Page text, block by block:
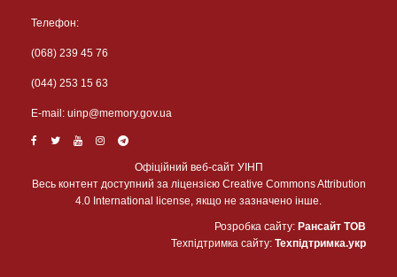
Телефон:
(068) 239 45 76
(044) 253 15 63
Е-mail: uinp@memory.gov.ua
Офіційний веб-сайт УІНП
Весь контент доступний за ліцензією Creative Commons Attribution
4.0 International license, якщо не зазначено інше.
Розробка сайту: Рансайт ТОВ
Техпідтримка сайту: Техпідтримка.укр